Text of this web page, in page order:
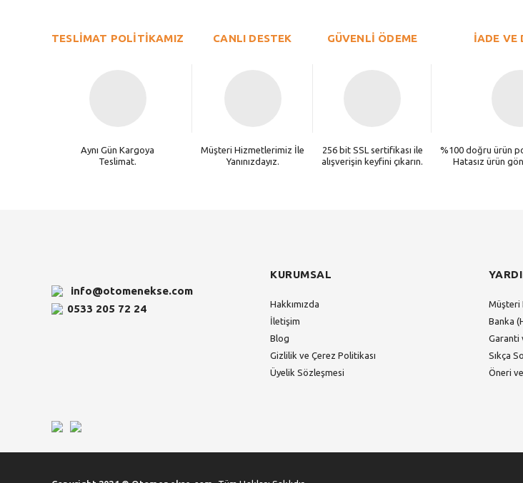
Ürün açıklamasında eksik bilgiler bulunuyor.
TESLİMAT POLİTİKAMIZ
Aynı Gün Kargoya
Teslimat.
CANLI DESTEK
Müşteri Hizmetlerimiz İle
Yanınızdayız.
GÜVENLİ ÖDEME
256 bit SSL sertifikası ile
alışverişin keyfini çıkarın.
İADE VE
%100 doğru ürün
Hatasız ürün
info@otomenekse.com
0533 205 72 24
KURUMSAL
Hakkımızda
İletişim
Blog
Gizlilik ve Çerez Politikası
Üyelik Sözleşmesi
Müşteri
Banka
Garanti
Sıkça
Öneri